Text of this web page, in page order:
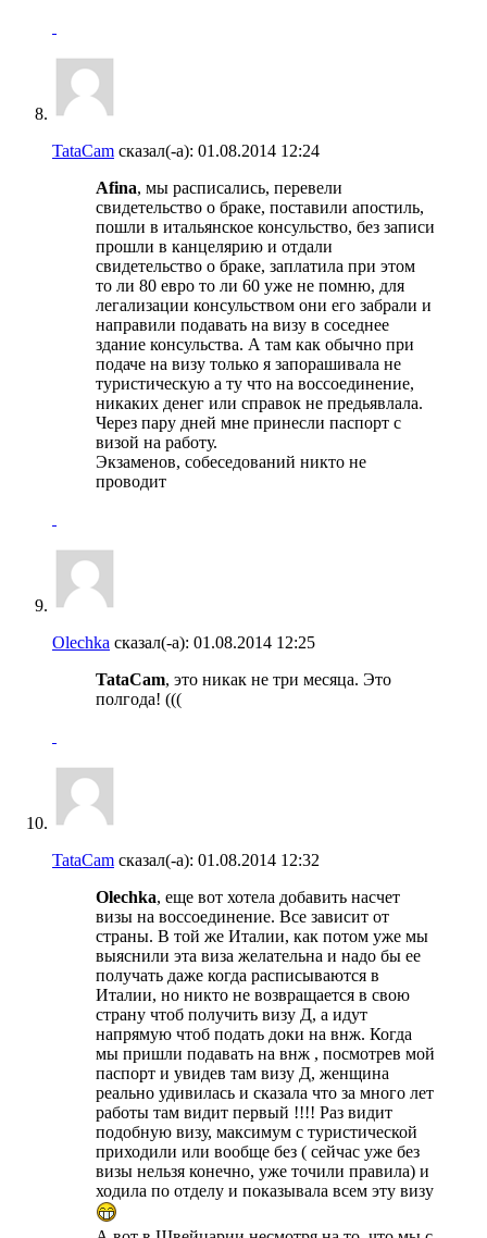
TataCam сказал(-а): 01.08.2014 12:24
Afina, мы расписались, перевели
свидетельство о браке, поставили апостиль,
пошли в итальянское консульство, без записи
прошли в канцелярию и отдали
свидетельство о браке, заплатила при этом
то ли 80 евро то ли 60 уже не помню, для
легализации консульством они его забрали и
направили подавать на визу в соседнее
здание консульства. А там как обычно при
подаче на визу только я запорашивала не
туристическую а ту что на воссоединение,
никаких денег или справок не предьявлала.
Через пару дней мне принесли паспорт с
визой на работу.
Экзаменов, собеседований никто не
проводит
Olechka сказал(-а): 01.08.2014 12:25
TataCam, это никак не три месяца. Это
полгода! (((
TataCam сказал(-а): 01.08.2014 12:32
Olechka, еще вот хотела добавить насчет
визы на воссоединение. Все зависит от
страны. В той же Италии, как потом уже мы
выяснили эта виза желательна и надо бы ее
получать даже когда расписываются в
Италии, но никто не возвращается в свою
страну чтоб получить визу Д, а идут
напрямую чтоб подать доки на внж. Когда
мы пришли подавать на внж , посмотрев мой
паспорт и увидев там визу Д, женщина
реально удивилась и сказала что за много лет
работы там видит первый !!!! Раз видит
подобную визу, максимум с туристической
приходили или вообще без ( сейчас уже без
визы нельзя конечно, уже точили правила) и
ходила по отделу и показывала всем эту визу